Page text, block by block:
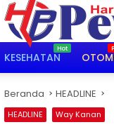
KESEHATAN
Beranda HEADLINE
HEADLINE Way Kanan